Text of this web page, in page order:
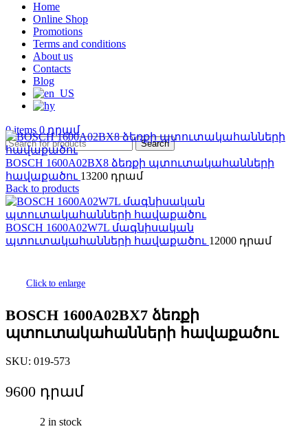
Home
Online Shop
Promotions
Terms and conditions
About us
Contacts
Blog
0items 0
Search
BOSCH 1600A02BX8 ձեռքի պտուտակահանների
հավաքածու 13200
Back to products
BOSCH 1600A02W7L մագնիսական
պտուտակահանների հավաքածու 12000
Click to enlarge
BOSCH 1600A02BX7 ձեռքի
պտուտակահանների հավաքածու
SKU: 019-573
9600
2 in stock